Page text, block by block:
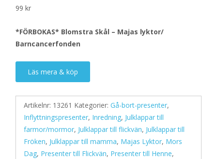
99 kr
*FÖRBOKAS* Blomstra Skål – Majas lyktor/
Barncancerfonden
Läs mera & köp
Artikelnr: 13261 Kategorier: Gå-bort-presenter,
Inflyttningspresenter, Inredning, Julklappar till
farmor/mormor, Julklappar till flickvän, Julklappar till
Fröken, Julklappar till mamma, Majas Lyktor, Mors
Dag, Presenter till Flickvän, Presenter till Henne,